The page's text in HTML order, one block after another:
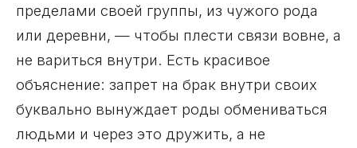
пределами своей группы, из чужого рода
или деревни, — чтобы плести связи вовне, а
не вариться внутри. Есть красивое
объяснение: запрет на брак внутри своих
буквально вынуждает роды обмениваться
людьми и через это дружить, а не